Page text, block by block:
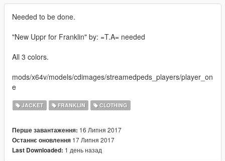
Needed to be done.
"New Uppr for Franklin" by: =T.A= needed
All 3 colors.
mods/x64v/models/cdimages/streamedpeds_players/player_on
e
JACKET FRANKLIN CLOTHING
Перше завантаження: 16 Липня 2017
Останнє оновлення 17 Липня 2017
Last Downloaded: 1 день назад